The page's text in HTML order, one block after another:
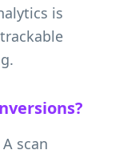
is
scan